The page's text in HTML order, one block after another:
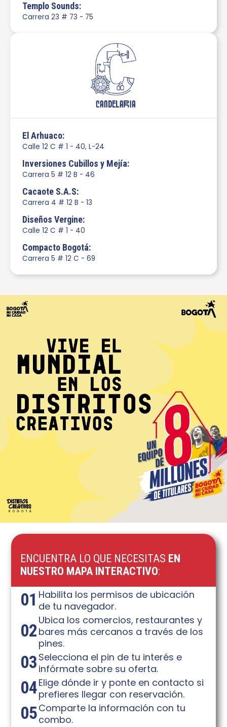
Templo Sounds:
Carrera 23 # 73 - 75
El Arhuaco:
Calle 12 C # 1 - 40, L-24
Inversiones Cubillos y Mejía:
Carrera 5 # 12 B - 46
Cacaote S.A.S:
Carrera 4 # 12 B - 13
Diseños Vergine:
Calle 12 C # 1 - 40
Compacto Bogotá:
Carrera 5 # 12 C - 69
ENCUENTRA LO QUE NECESITAS EN
NUESTRO MAPA INTERACTIVO:
01 Habilita los permisos de ubicación
de tu navegador.
02
Ubica los comercios, restaurantes y
bares más cercanos a través de los
pines.
03 Selecciona el pin de tu interés e
infórmate sobre su oferta.
04Elige dónde ir y ponte en contacto si
prefieres llegar con reservación.
05Comparte la información con tu
combo.